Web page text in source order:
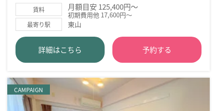
賃料 月額目安 125,400円～
初期費用他 17,600円～
最寄り駅 東山
詳細はこちら 予約する
CAMPAIGN